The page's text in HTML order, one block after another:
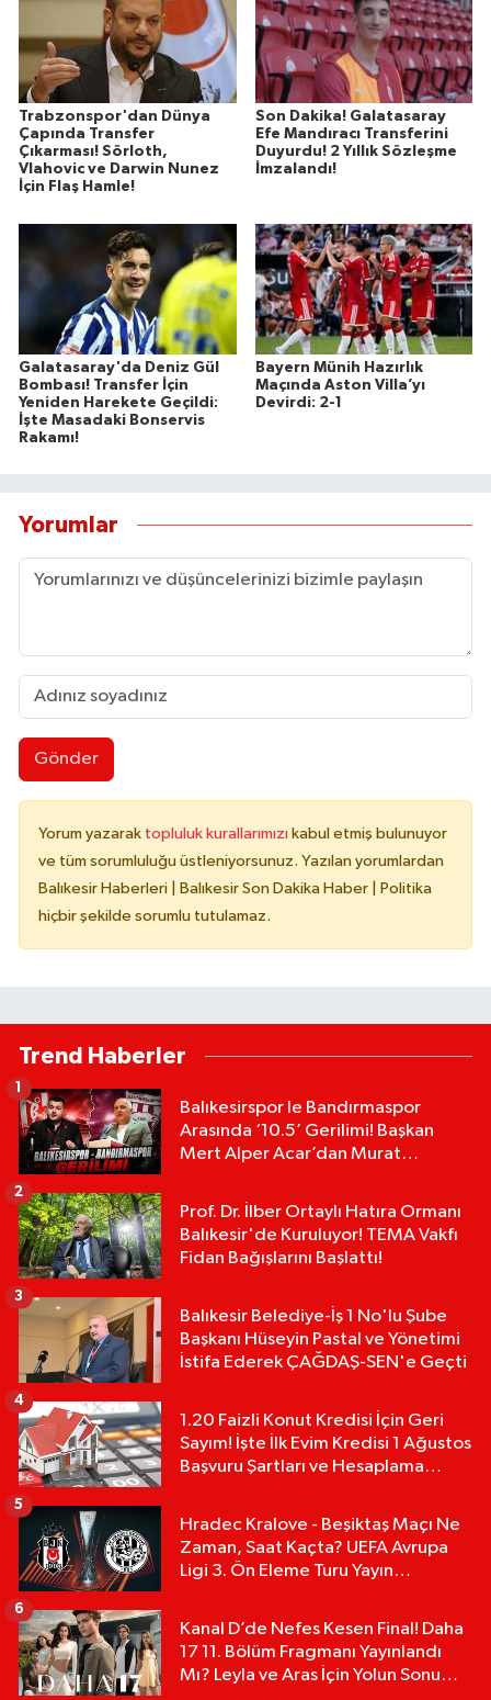
Trabzonspor'dan Dünya
Çapında Transfer
Çıkarması! Sörloth,
Vlahovic ve Darwin Nunez
İçin Flaş Hamle!
Son Dakika! Galatasaray
Efe Mandıracı Transferini
Duyurdu! 2 Yıllık Sözleşme
İmzalandı!
Galatasaray'da Deniz Gül
Bombası! Transfer İçin
Yeniden Harekete Geçildi:
İşte Masadaki Bonservis
Rakamı!
Bayern Münih Hazırlık
Maçında Aston Villa’yı
Devirdi: 2-1
Yorumlar
Gönder
Yorum yazarak topluluk kurallarımızı kabul etmiş bulunuyor
ve tüm sorumluluğu üstleniyorsunuz. Yazılan yorumlardan
Balıkesir Haberleri | Balıkesir Son Dakika Haber | Politika
hiçbir şekilde sorumlu tutulamaz.
Trend Haberler
Balıkesirspor le Bandırmaspor
Arasında ‘10.5’ Gerilimi! Başkan
Mert Alper Acar’dan Murat
1
Prof. Dr. İlber Ortaylı Hatıra Ormanı
Balıkesir'de Kuruluyor! TEMA Vakfı
Fidan Bağışlarını Başlattı!
2
Balıkesir Belediye-İş 1 No'lu Şube
Başkanı Hüseyin Pastal ve Yönetimi
İstifa Ederek ÇAĞDAŞ-SEN'e Geçti
3
1.20 Faizli Konut Kredisi İçin Geri
Sayım! İşte İlk Evim Kredisi 1 Ağustos
Başvuru Şartları ve Hesaplama
4
Hradec Kralove - Beşiktaş Maçı Ne
Zaman, Saat Kaçta? UEFA Avrupa
Ligi 3. Ön Eleme Turu Yayın
5
Kanal D’de Nefes Kesen Final! Daha
17 11. Bölüm Fragmanı Yayınlandı
Mı? Leyla ve Aras İçin Yolun Sonu
6